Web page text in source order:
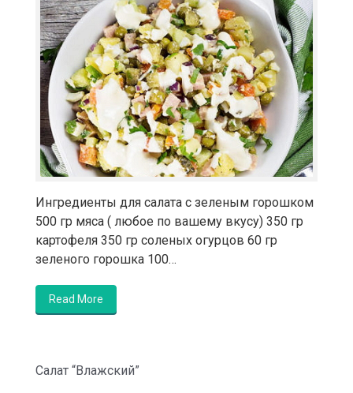
Ингредиенты для салата с зеленым горошком
500 гр мяса ( любое по вашему вкусу) 350 гр
картофеля 350 гр соленых огурцов 60 гр
зеленого горошка 100…
Read More
Салат “Влажский”